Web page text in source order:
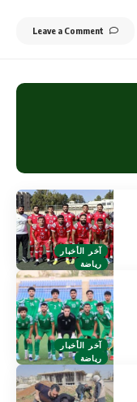
Leave a Comment
آخر الأخبار
رياضة
آخر الأخبار
رياضة